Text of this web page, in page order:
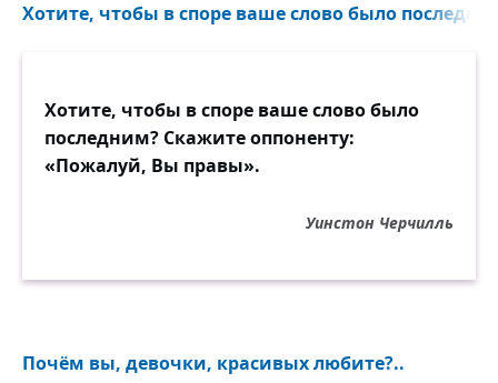
Хотите, чтобы в споре ваше слово было
Хотите, чтобы в споре ваше слово было
последним? Скажите оппоненту:
«Пожалуй, Вы правы».
Уинстон Черчилль
Почём вы, девочки, красивых любите?..